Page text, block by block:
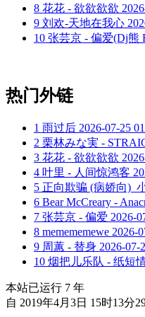
8 花花 - 欲欲欲欲
9 刘欢-天地在我心
10 张芸京 - 偏爱(Dj熊
热门外链
1 雨过后 2026-07-25
2 栗林みな実 -
3 花花 - 欲欲欲欲
4 叶里 - 人间惊鸿客
5 正向欺骗 (病娇向)_
6 Bear McCreary -
7 张芸京 - 偏爱 2026-
8 memememewe 2026-
9 周蕙 - 替身 2026-07-
10 烟把儿乐队 - 纸短
本站已运行 7 年
自 2019年4月3日 15时13分